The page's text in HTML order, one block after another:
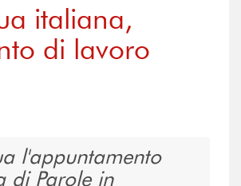
italiana,
di lavoro
l'appuntamento
di Parole in